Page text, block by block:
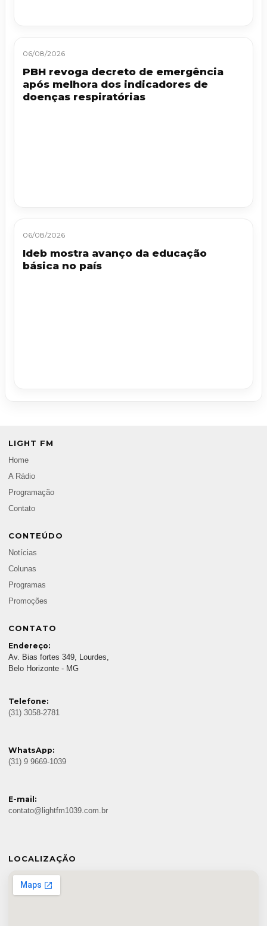
06/08/2026
PBH revoga decreto de emergência
após melhora dos indicadores de
doenças respiratórias
06/08/2026
Ideb mostra avanço da educação
básica no país
LIGHT FM
Home
A Rádio
Programação
Contato
CONTEÚDO
Notícias
Colunas
Programas
Promoções
CONTATO
Endereço:
Av. Bias fortes 349, Lourdes,
Belo Horizonte - MG
Telefone:
(31) 3058-2781
WhatsApp:
(31) 9 9669-1039
E-mail:
contato@lightfm1039.com.br
LOCALIZAÇÃO